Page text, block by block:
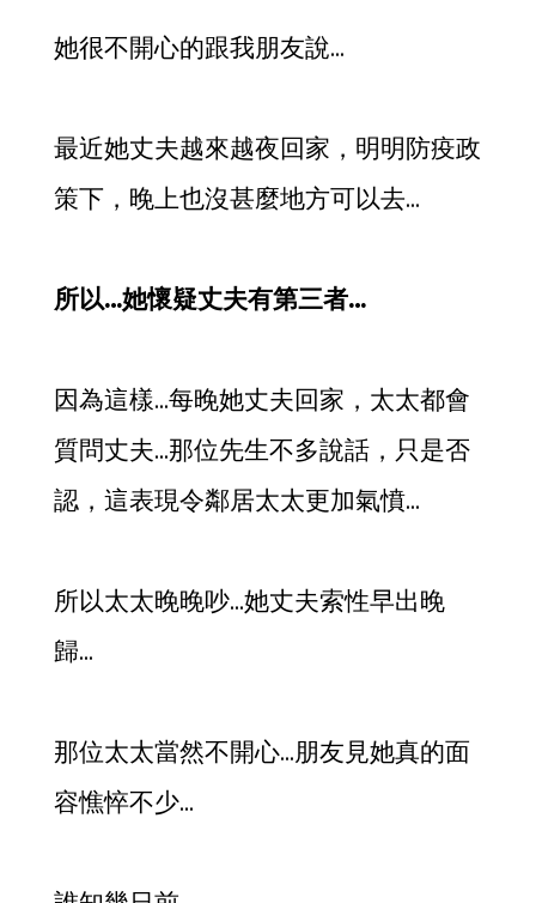
她很不開心的跟我朋友說…
最近她丈夫越來越夜回家，明明防疫政
策下，晚上也沒甚麼地方可以去…
所以…她懷疑丈夫有第三者…
因為這樣…每晚她丈夫回家，太太都會
質問丈夫…那位先生不多說話，只是否
認，這表現令鄰居太太更加氣憤…
所以太太晚晚吵…她丈夫索性早出晚
歸…
那位太太當然不開心…朋友見她真的面
容憔悴不少…